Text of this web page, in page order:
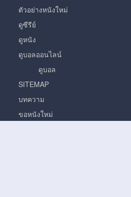
ตัวอย่างหนังใหม่
ดูซีรีย์
ดูหนัง
ดูบอลออนไลน์
ดูบอล
SITEMAP
บทความ
ขอหนังใหม่